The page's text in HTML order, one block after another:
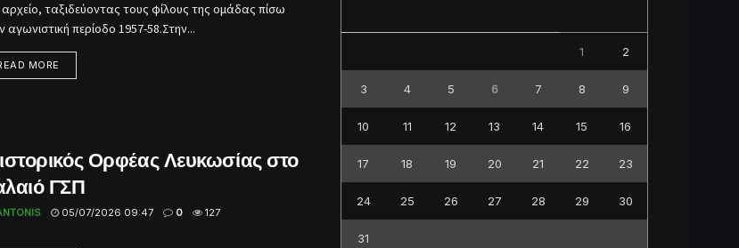
ταξιδεύοντας τους φίλους της ομάδας πίσω
αγωνιστική περίοδο 1957-58.Στην...
MORE
Ορφέας Λευκωσίας στο
ΓΣΠ
05/07/2026 09:47 0 127
1 2
3 4 5 6 7 8 9
10 11 12 13 14 15 16
17 18 19 20 21 22 23
24 25 26 27 28 29 30
31